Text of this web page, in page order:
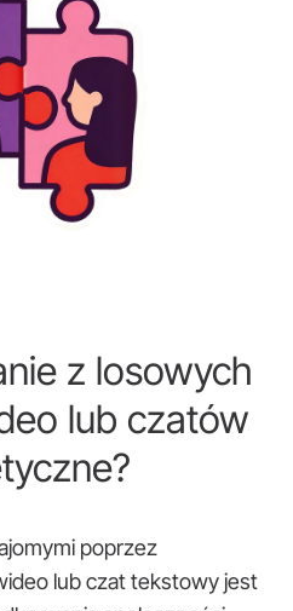
z losowych
lub czatów
poprzez
lub czat tekstowy jest